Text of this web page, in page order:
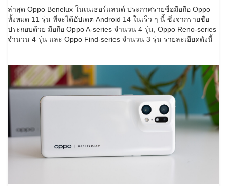
ล่าสุด Oppo Benelux ในเนเธอร์แลนด์ ประกาศรายชื่อมือถือ Oppo
ทั้งหมด 11 รุ่น ที่จะได้อัปเดต Android 14 ในเร็ว ๆ นี้ ซึ่งจากรายชื่อ
ประกอบด้วย มือถือ Oppo A-series จำนวน 4 รุ่น, Oppo Reno-series
จำนวน 4 รุ่น และ Oppo Find-series จำนวน 3 รุ่น รายละเอียดดังนี้